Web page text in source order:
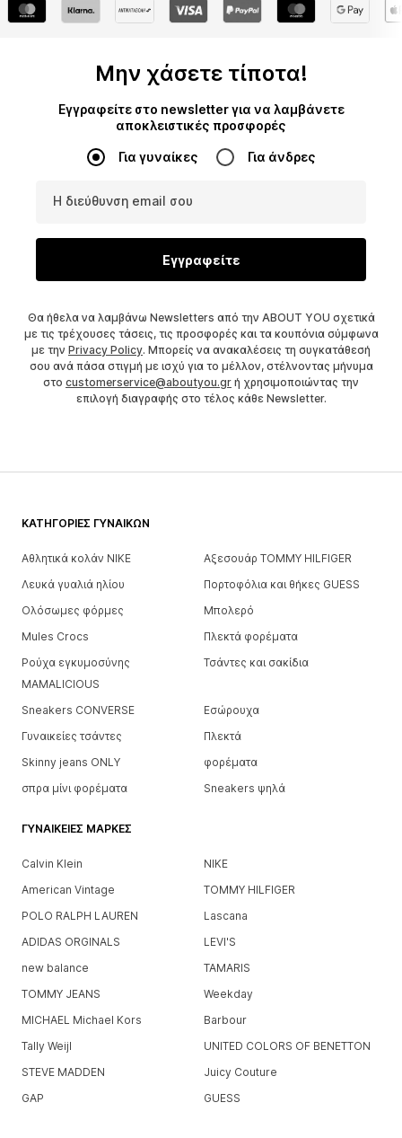
Μην χάσετε τίποτα!
Εγγραφείτε στο newsletter για να λαμβάνετε
αποκλειστικές προσφορές
Για γυναίκες Για άνδρες
Η διεύθυνση email σου
Εγγραφείτε
Θα ήθελα να λαμβάνω Newsletters από την ABOUT YOU σχετικά
με τις τρέχουσες τάσεις, τις προσφορές και τα κουπόνια σύμφωνα
με την Privacy Policy. Μπορείς να ανακαλέσεις τη συγκατάθεσή
σου ανά πάσα στιγμή με ισχύ για το μέλλον, στέλνοντας μήνυμα
στο customerservice@aboutyou.gr ή χρησιμοποιώντας την
επιλογή διαγραφής στο τέλος κάθε Newsletter.
ΚΑΤΗΓΟΡΊΕΣ ΓΥΝΑΙΚΏΝ
Αθλητικά κολάν NIKE
Αξεσουάρ TOMMY HILFIGER
Λευκά γυαλιά ηλίου
Πορτοφόλια και θήκες GUESS
Ολόσωμες φόρμες
Μπολερό
Mules Crocs
Πλεκτά φορέματα
Ρούχα εγκυμοσύνης
MAMALICIOUS
Τσάντες και σακίδια
Sneakers CONVERSE
Εσώρουχα
Γυναικείες τσάντες
Πλεκτά
Skinny jeans ONLY
φορέματα
σπρα μίνι φορέματα
Sneakers ψηλά
ΓΥΝΑΙΚΕΊΕΣ ΜΆΡΚΕΣ
Calvin Klein
NIKE
American Vintage
TOMMY HILFIGER
POLO RALPH LAUREN
Lascana
ADIDAS ORGINALS
LEVI'S
new balance
TAMARIS
TOMMY JEANS
Weekday
MICHAEL Michael Kors
Barbour
Tally Weijl
UNITED COLORS OF BENETTON
STEVE MADDEN
Juicy Couture
GAP
GUESS